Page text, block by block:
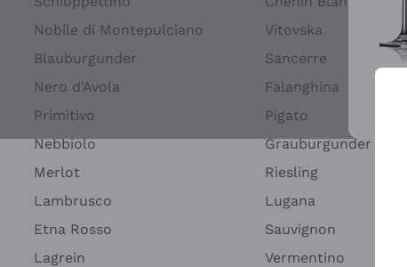
Nobile di Montepulciano
Blauburgunder
Nero d'Avola
Primitivo
Nebbiolo
Merlot
Lambrusco
Etna Rosso
Lagrein
Vitovska
Sancerre
Falanghina
Pigato
Grauburgunder
Riesling
Lugana
Sauvignon
Vermentino